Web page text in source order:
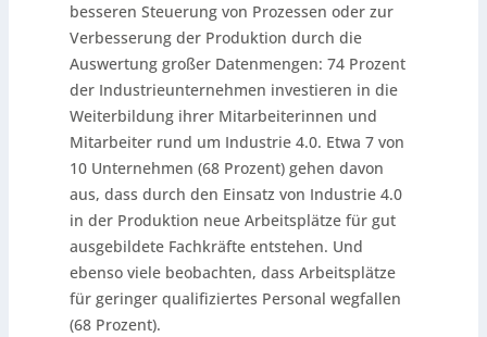
besseren Steuerung von Prozessen oder zur
Verbesserung der Produktion durch die
Auswertung großer Datenmengen: 74 Prozent
der Industrieunternehmen investieren in die
Weiterbildung ihrer Mitarbeiterinnen und
Mitarbeiter rund um Industrie 4.0. Etwa 7 von
10 Unternehmen (68 Prozent) gehen davon
aus, dass durch den Einsatz von Industrie 4.0
in der Produktion neue Arbeitsplätze für gut
ausgebildete Fachkräfte entstehen. Und
ebenso viele beobachten, dass Arbeitsplätze
für geringer qualifiziertes Personal wegfallen
(68 Prozent).